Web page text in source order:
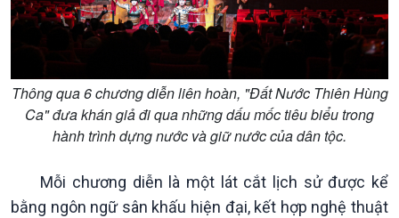
Bản tin
Chuyên mục
Theo dòng Thời sự
Thông qua 6 chương diễn liên hoàn, "Đất Nước Thiên Hùng
Ca" đưa khán giả đi qua những dấu mốc tiêu biểu trong
hành trình dựng nước và giữ nước của dân tộc.
Mỗi chương diễn là một lát cắt lịch sử được kể
bằng ngôn ngữ sân khấu hiện đại, kết hợp nghệ thuật